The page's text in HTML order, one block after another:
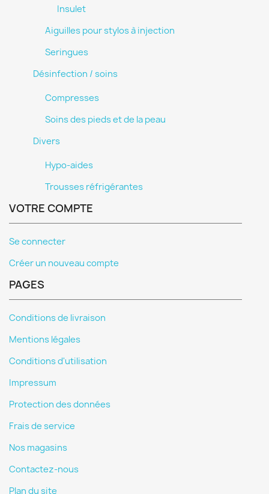
Insulet
Aiguilles pour stylos à injection
Seringues
Désinfection / soins
Compresses
Soins des pieds et de la peau
Divers
Hypo-aides
Trousses réfrigérantes
VOTRE COMPTE
Se connecter
Créer un nouveau compte
PAGES
Conditions de livraison
Mentions légales
Conditions d'utilisation
Impressum
Protection des données
Frais de service
Nos magasins
Contactez-nous
Plan du site